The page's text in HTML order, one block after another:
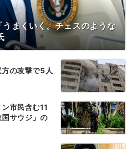
うまくいく。チェスのような
の攻撃で5人
市民含む11
サウジ」の